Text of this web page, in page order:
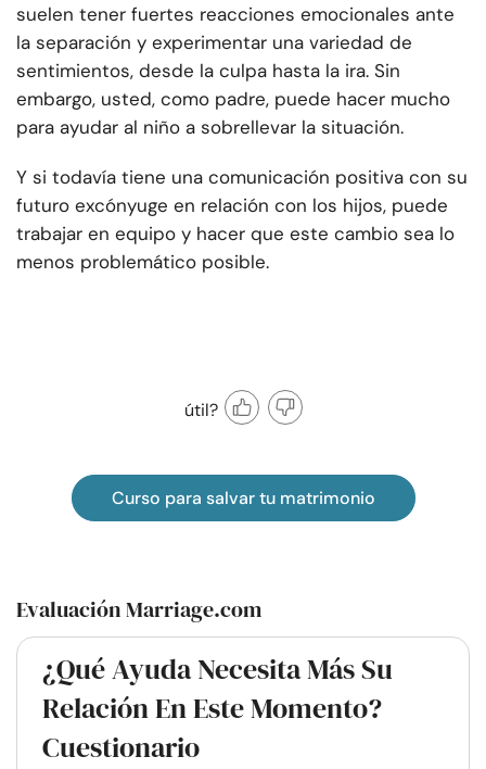
suelen tener fuertes reacciones emocionales ante
la separación y experimentar una variedad de
sentimientos, desde la culpa hasta la ira. Sin
embargo, usted, como padre, puede hacer mucho
para ayudar al niño a sobrellevar la situación.
Y si todavía tiene una comunicación positiva con su
futuro excónyuge en relación con los hijos, puede
trabajar en equipo y hacer que este cambio sea lo
menos problemático posible.
útil?
Curso para salvar tu matrimonio
Evaluación Marriage.com
¿Qué Ayuda Necesita Más Su
Relación En Este Momento?
Cuestionario